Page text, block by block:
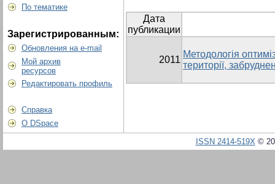
По тематике
Зарегистрированным:
Обновления на e-mail
Мой архив
ресурсов
Редактировать профиль
Справка
О DSpace
Дата
публикации
2011
Методологія
території,
ISSN 2414-519X©